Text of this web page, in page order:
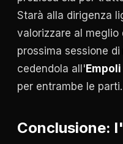
Starà alla dirigenza
valorizzare al meglio
prossima sessione
cedendola all' Empoli
per entrambe le parti.
Conclusione: